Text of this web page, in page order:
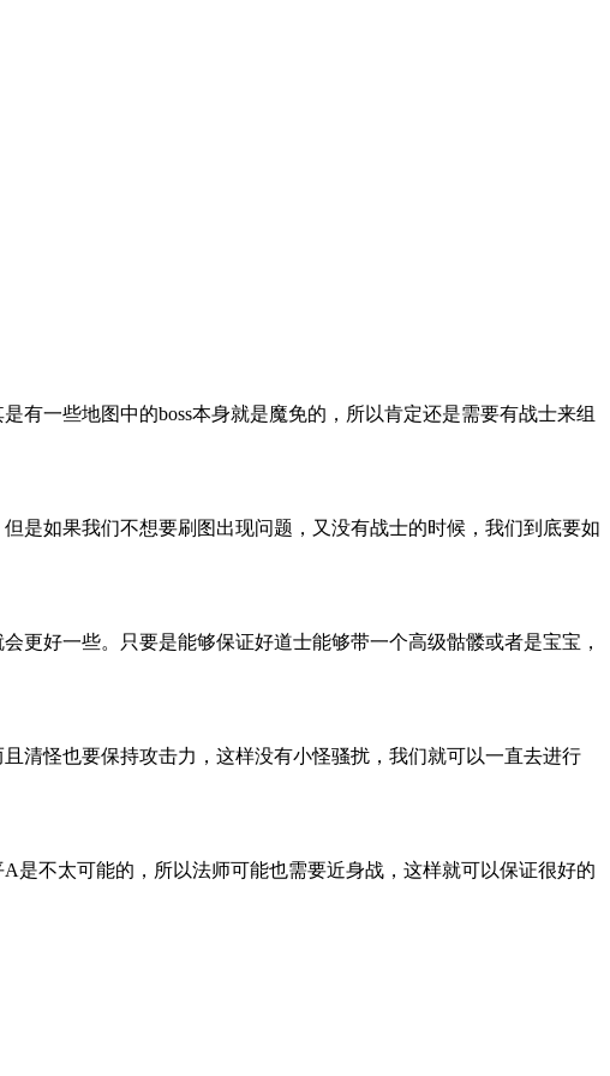
有一些地图中的boss本身就是魔免的，所以肯定还是需要有战士来组
是如果我们不想要刷图出现问题，又没有战士的时候，我们到底要如
更好一些。只要是能够保证好道士能够带一个高级骷髅或者是宝宝，
清怪也要保持攻击力，这样没有小怪骚扰，我们就可以一直去进行
是不太可能的，所以法师可能也需要近身战，这样就可以保证很好的